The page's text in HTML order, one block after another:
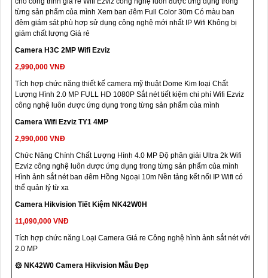
từng sản phẩm của mình Xem ban đêm Full Color 30m Có màu ban
đêm giám sát phù hơp sử dụng công nghệ mới nhất IP Wifi Không bị
giảm chất lượng Giá rẻ
Camera H3C 2MP Wifi Ezviz
2,990,000 VNĐ
Tích hợp chức năng thiết kế camera mỹ thuật Dome Kim loại Chất
Lượng Hình 2.0 MP FULL HD 1080P Sắt nét tiết kiệm chi phí Wifi Ezviz
công nghệ luôn được ứng dụng trong từng sản phẩm của mình
Camera Wifi Ezviz TY1 4MP
2,990,000 VNĐ
Chức Năng Chính Chất Lượng Hình 4.0 MP Độ phân giải Ultra 2k Wifi
Ezviz công nghệ luôn được ứng dụng trong từng sản phẩm của mình
Hình ảnh sắt nét ban đêm Hồng Ngoại 10m Nền tảng kết nối IP Wifi có
thể quản lý từ xa
Camera Hikvision Tiết Kiệm NK42W0H
11,090,000 VNĐ
Tích hợp chức năng Loại Camera Giá re Công nghệ hình ảnh sắt nét với
2.0 MP
۞ NK42W0 Camera Hikvision Mẫu Đẹp